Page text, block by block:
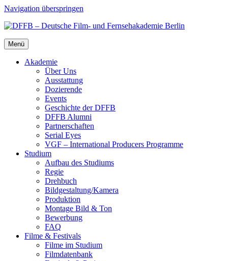
Navigation überspringen
Menü
Aka­de­mie
Über Uns
Aus­stat­tung
Dozie­ren­de
Events
Geschich­te der DFFB
DFFB Alum­ni
Part­ner­schaf­ten
Seri­al Eyes
VGF – Inter­na­tio­nal Pro­du­cers Pro­gram­me
Stu­di­um
Auf­bau des Stu­di­ums
Regie
Dreh­buch
Bildgestaltung/​​Kamera
Pro­duk­ti­on
Mon­ta­ge Bild & Ton
Bewer­bung
FAQ
Fil­me & Fes­ti­vals
Fil­me im Stu­di­um
Film­da­ten­bank